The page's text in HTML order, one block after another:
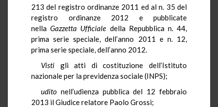
213 del registro ordinanze 2011 ed al n. 35 del
registro ordinanze 2012 e pubblicate
nellaGazzetta Ufficiale della Repubblica n. 44,
prima serie speciale, dell’anno 2011 e n. 12,
prima serie speciale, dell’anno 2012.
Visti gli atti di costituzione dell’Istituto
nazionale per la previdenza sociale (INPS);
udito nell’udienza pubblica del 12 febbraio
2013 il Giudice relatore Paolo Grossi;